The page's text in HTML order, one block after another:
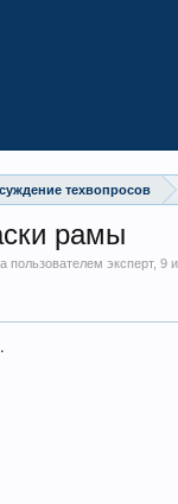
техвопросов
рамы
пользователем эксперт, 9